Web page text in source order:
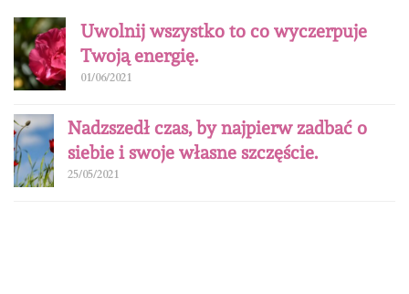
Uwolnij wszystko to co wyczerpuje
Twoją energię.
01/06/2021
Nadzszedł czas, by najpierw zadbać o
siebie i swoje własne szczęście.
25/05/2021